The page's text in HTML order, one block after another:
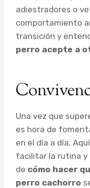
adiestradores o
comportamiento
transición y
perro acepte a
Una vez que
es hora de
en el día a día.
facilitar la rutina y
de cómo hacer
perro cachorro